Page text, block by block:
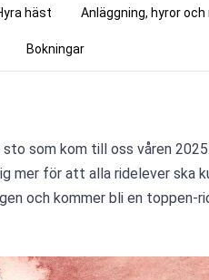
häst Anläggning, hyror och
Bokningar
som kom till oss våren
mer för att alla ridelever ska
och kommer bli en toppen-